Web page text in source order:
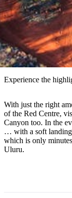
エ
リ
ア
ア
ク
テ
ィ
Experience the
With just the right
of the Red Centre,
Canyon too. In the
… with a soft
which is only
Uluru.